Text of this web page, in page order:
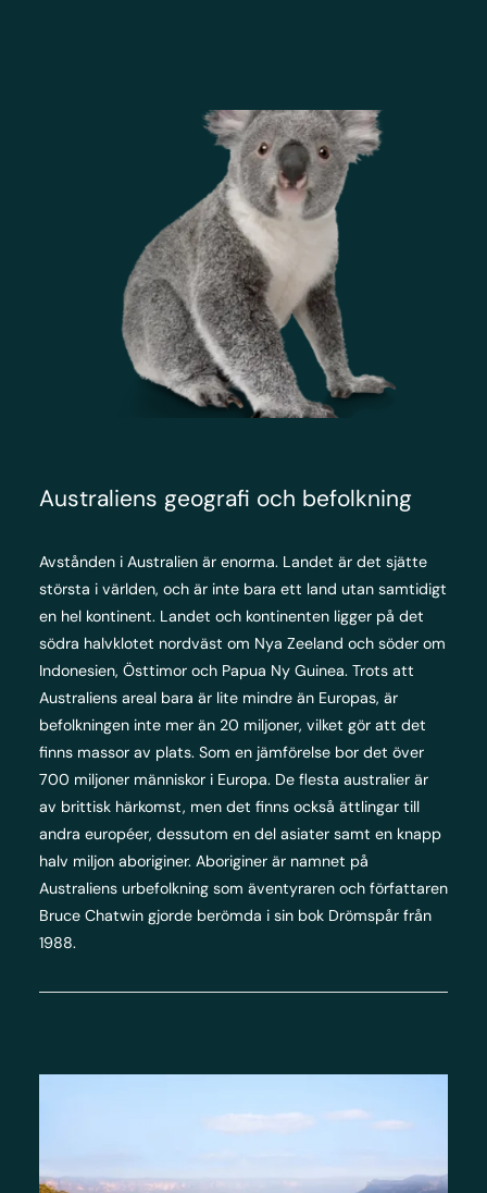
Australiens geografi och befolkning
Avstånden i Australien är enorma. Landet är det sjätte
största i världen, och är inte bara ett land utan samtidigt
en hel kontinent. Landet och kontinenten ligger på det
södra halvklotet nordväst om Nya Zeeland och söder om
Indonesien, Östtimor och Papua Ny Guinea. Trots att
Australiens areal bara är lite mindre än Europas, är
befolkningen inte mer än 20 miljoner, vilket gör att det
finns massor av plats. Som en jämförelse bor det över
700 miljoner människor i Europa. De flesta australier är
av brittisk härkomst, men det finns också ättlingar till
andra européer, dessutom en del asiater samt en knapp
halv miljon aboriginer. Aboriginer är namnet på
Australiens urbefolkning som äventyraren och författaren
Bruce Chatwin gjorde berömda i sin bok Drömspår från
1988.